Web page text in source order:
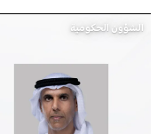
الشؤون الحكومية